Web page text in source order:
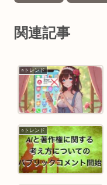
関連記事
⭐︎トレンド
⭐︎トレンド